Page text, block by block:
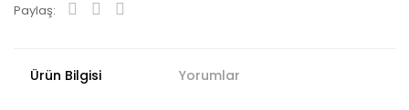
Paylaş:
Ürün Bilgisi Yorumlar